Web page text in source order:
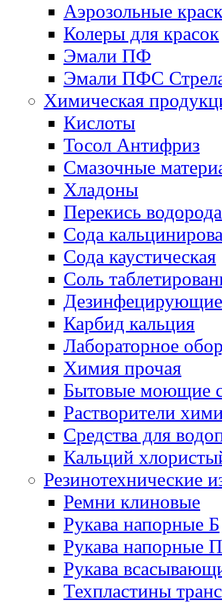
Аэрозольные
Колеры для красок
Эмали ПФ
Эмали ПФС
Химическая
Кислоты
Тосол Антифриз
Смазочные
Хладоны
Перекись водорода
Сода
Сода каустическая
Соль
Дезинфецирующие
Карбид кальция
Лабораторное
Химия прочая
Бытовые моющие
Растворители
Средства для
Кальций
Резинотехнические
Ремни клиновые
Рукава напорные Б
Рукава напорные П
Рукава
Техпластины